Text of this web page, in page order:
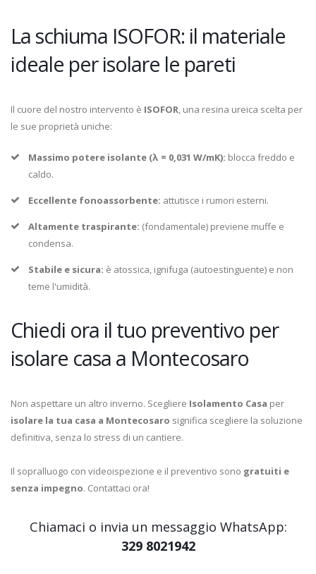
La schiuma ISOFOR: il materiale
ideale per isolare le pareti
Il cuore del nostro intervento è ISOFOR, una resina ureica scelta per
le sue proprietà uniche:
Massimo potere isolante (λ = 0,031 W/mK): blocca freddo e
caldo.
Eccellente fonoassorbente: attutisce i rumori esterni.
Altamente traspirante: (fondamentale) previene muffe e
condensa.
Stabile e sicura: è atossica, ignifuga (autoestinguente) e non
teme l'umidità.
Chiedi ora il tuo preventivo per
isolare casa a Montecosaro
Non aspettare un altro inverno. Scegliere Isolamento Casa per
isolare la tua casa a Montecosaro significa scegliere la soluzione
definitiva, senza lo stress di un cantiere.
Il sopralluogo con videoispezione e il preventivo sono gratuiti e
senza impegno. Contattaci ora!
Chiamaci o invia un messaggio WhatsApp:
329 8021942